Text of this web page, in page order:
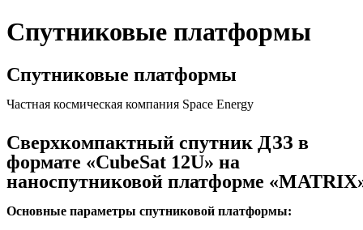
Спутниковые платформы
Спутниковые платформы
Частная космическая компания Space Energy
Сверхкомпактный спутник ДЗЗ в
формате «СubeSat 12U» на
наноспутниковой платформе
Основные параметры спутниковой платформы: